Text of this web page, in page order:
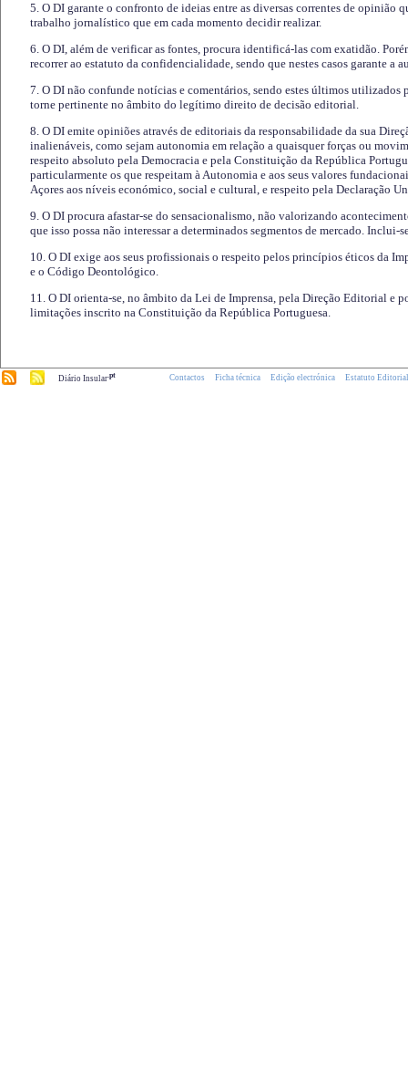
5. O DI garante o confronto de ideias entre as diversas correntes de opinião
trabalho jornalístico que em cada momento decidir realizar.
6. O DI, além de verificar as fontes, procura identificá-las com exatidão.
recorrer ao estatuto da confidencialidade, sendo que nestes casos garante a
7. O DI não confunde notícias e comentários, sendo estes últimos utilizados
torne pertinente no âmbito do legítimo direito de decisão editorial.
8. O DI emite opiniões através de editoriais da responsabilidade da sua
inalienáveis, como sejam autonomia em relação a quaisquer forças ou
respeito absoluto pela Democracia e pela Constituição da República
particularmente os que respeitam à Autonomia e aos seus valores
Açores aos níveis económico, social e cultural, e respeito pela Declaração
9. O DI procura afastar-se do sensacionalismo, não valorizando
que isso possa não interessar a determinados segmentos de mercado.
10. O DI exige aos seus profissionais o respeito pelos princípios éticos da
e o Código Deontológico.
11. O DI orienta-se, no âmbito da Lei de Imprensa, pela Direção Editorial e
limitações inscrito na Constituição da República Portuguesa.
Diário Insular.pt Contactos Ficha técnica Edição electrónica Estatuto Editorial